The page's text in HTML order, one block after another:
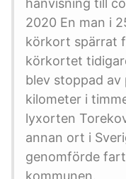
hänvisning till
2020 En man i
körkort spärrat
körkortet
blev stoppad
kilometer i
lyxorten
annan ort i
genomförde
kommunen.